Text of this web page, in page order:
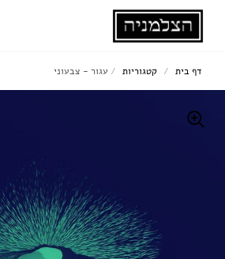
דף בית / קטגוריות / עגור - צבעוני